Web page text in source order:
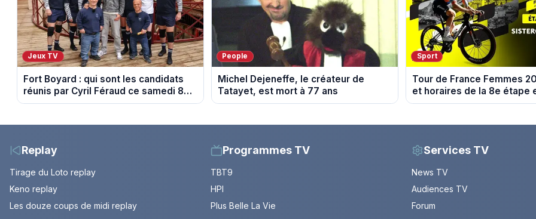
Jeux TV
Fort Boyard : qui sont les candidats
réunis par Cyril Féraud ce samedi 8
août 2026 ?
People
Michel Dejeneffe, le créateur de
Tatayet, est mort à 77 ans
Sport
Tour de France Femmes
et horaires de la 8e étape
Sisteron et Nice
Replay
Tirage du Loto replay
Keno replay
Les douze coups de midi replay
Programmes TV
TBT9
HPI
Plus Belle La Vie
Services TV
News TV
Audiences TV
Forum